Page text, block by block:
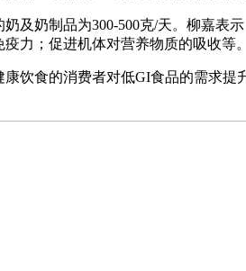
奶制品为300-500克/天。柳嘉表
力；促进机体对营养物质的吸收等。
食的消费者对低GI食品的需求提